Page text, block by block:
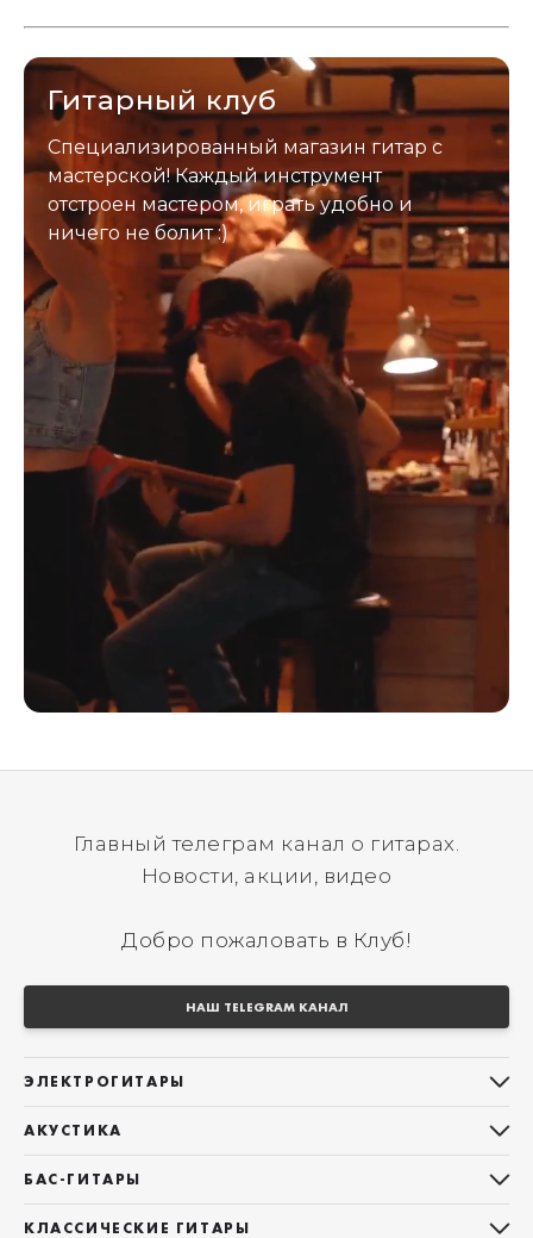
застрахован. Случись что -
Гитарный клуб
Специализированный магазин гитар с
мастерской! Каждый инструмент
отстроен мастером, играть удобно и
ничего не болит :)
Главный телеграм канал о гитарах.
Новости, акции, видео
Добро пожаловать в Клуб!
НАШ TELEGRAM КАНАЛ
ЭЛЕКТРОГИТАРЫ
Telecaster
Les Paul
АКУСТИКА
Фолки (ОМ, 000, 00)
БАС-ГИТАРЫ
КЛАССИЧЕСКИЕ ГИТАРЫ